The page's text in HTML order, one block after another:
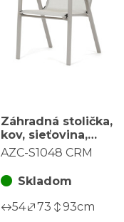
Záhradná stolička,
kov, sieťovina,
béžová, AZC-S1048
AZC-S1048 CRM
Skladom
54
73 93cm